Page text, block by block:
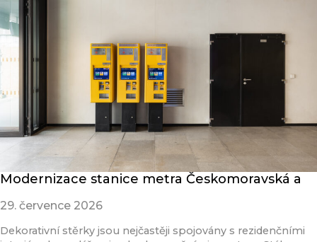
Modernizace stanice metra Českomoravská a
29. července 2026
Dekorativní stěrky jsou nejčastěji spojovány s rezidenčními